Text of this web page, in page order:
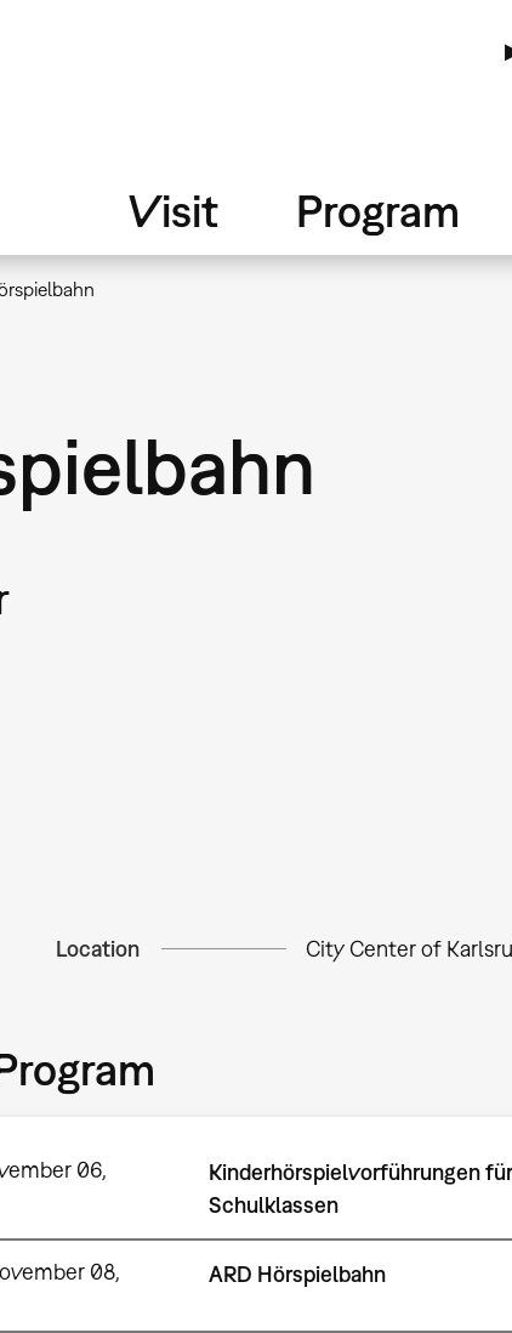
Visit Program
Location City Center of
06,
Kinderhörspielvorführungen für
Schulklassen
08,
ARD Hörspielbahn